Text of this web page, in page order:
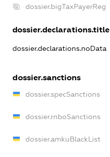
dossier.bigTaxPayerReg
dossier.declarations.title
dossier.declarations.noData
dossier.sanctions
dossier.specSanctions
dossier.rnboSanctions
dossier.amkuBlackList